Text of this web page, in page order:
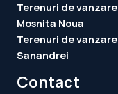
Terenuri de vanzare
Mosnita Noua
Terenuri de vanzare
Sanandrei
Contact